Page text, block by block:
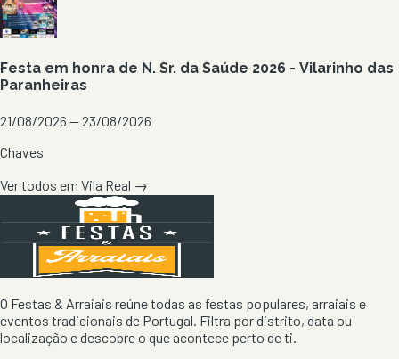
Festa em honra de N. Sr. da Saúde 2026 - Vilarinho das
Paranheiras
21/08/2026 — 23/08/2026
Chaves
Ver todos em Vila Real →
O Festas & Arraiais reúne todas as festas populares, arraiais e
eventos tradicionais de Portugal. Filtra por distrito, data ou
localização e descobre o que acontece perto de ti.